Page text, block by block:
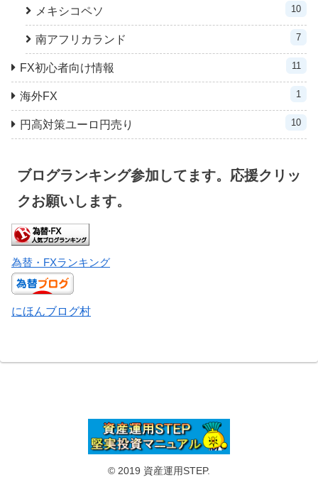
メキシコペソ 10
南アフリカランド 7
FX初心者向け情報 11
海外FX 1
円高対策ユーロ円売り 10
ブログランキング参加してます。応援クリッ
クお願いします。
為替・FXランキング
にほんブログ村
© 2019 資産運用STEP.